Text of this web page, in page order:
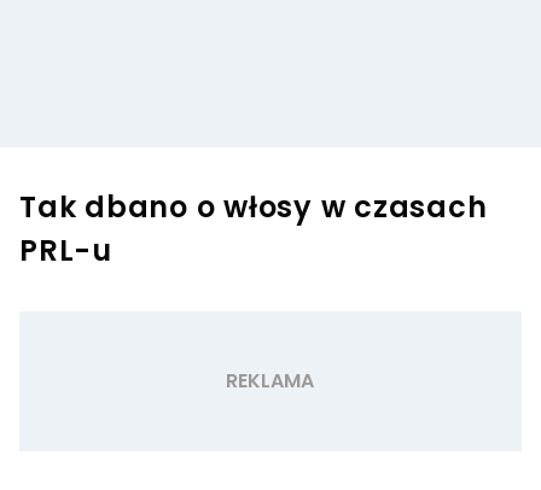
Tak dbano o włosy w czasach
PRL-u